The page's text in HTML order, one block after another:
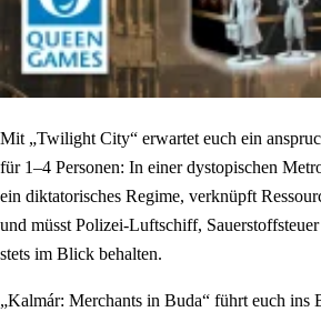
Mit „Twilight City“ erwartet euch ein
für 1–4 Personen: In einer dystopischen
ein diktatorisches Regime, verknüpft
und müsst Polizei-Luftschiff,
stets im Blick behalten.
„Kalmár: Merchants in Buda“ führt euch ins